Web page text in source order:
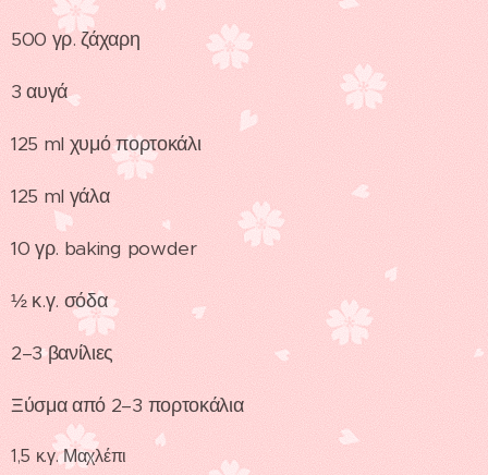
500 γρ. ζάχαρη
3 αυγά
125 ml χυμό πορτοκάλι
125 ml γάλα
10 γρ. baking powder
½ κ.γ. σόδα
2–3 βανίλιες
Ξύσμα από 2–3 πορτοκάλια
1,5 κ.γ. Μαχλέπι